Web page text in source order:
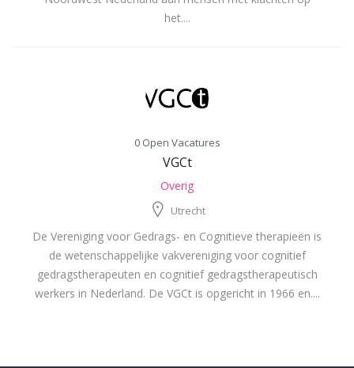
het....
VGCt
0 Open Vacatures
Overig
Utrecht
De Vereniging voor Gedrags- en Cognitieve therapieën is
de wetenschappelijke vakvereniging voor cognitief
gedragstherapeuten en cognitief gedragstherapeutisch
werkers in Nederland. De VGCt is opgericht in 1966 en....